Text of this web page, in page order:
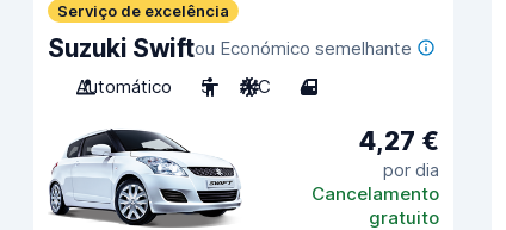
Serviço de excelência
Suzuki Swiftou Económico semelhante
Automático
5 A/C 4
4,27 €
por dia
Cancelamento
gratuito